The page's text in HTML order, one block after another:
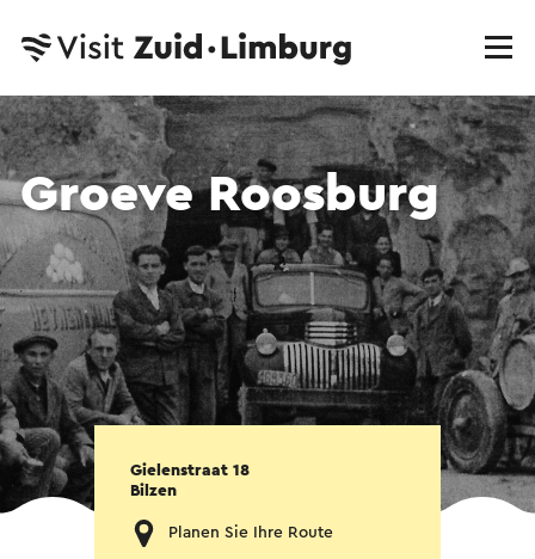
Groeve Roosburg
Gielenstraat 18
Bilzen
Planen Sie Ihre Route